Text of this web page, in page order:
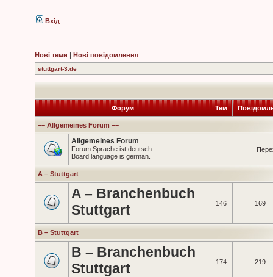
Вхід
Нові теми | Нові повідомлення
stuttgart-3.de
Форум Тем
–– Allgemeines Forum ––
Allgemeines Forum
Forum Sprache ist deutsch.
Board language is german.
A – Stuttgart
A – Branchenbuch
Stuttgart
146 169
B – Stuttgart
B – Branchenbuch
Stuttgart
174 219